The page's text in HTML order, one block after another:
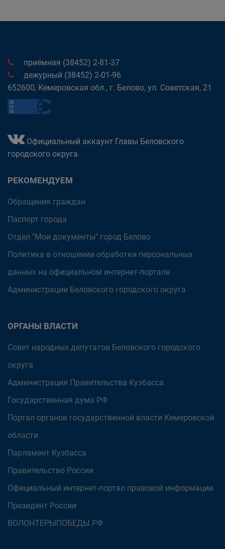
приёмная (38452) 2-81-37
дежурный (38452) 2-01-96
652600, Кемеровская обл., г. Белово, ул. Советская, 21
Официальный аккаунт Главы Беловского
городского округа
РЕКОМЕНДУЕМ
Обращения граждан
Паспорт города
Отдел "Мои документы" город Белово
Политика в отношении обработки персональных
данных на официальном интернет-портале
Администрации Беловского городского округа
ОРГАНЫ ВЛАСТИ
Совет народных депутатов Беловского городского
округа
Администрация Правительства Кузбасса
Государственная дума РФ
Портал органов государственной власти Кемеровской
области
Парламент Кузбасса
Правительство России
Официальный интернет-портал правовой информации
Президент России
ВОЛОНТЕРЫПОБЕДЫ.РФ